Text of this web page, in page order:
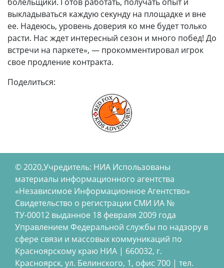
выкладываться каждую секунду на площадке и вне
ее. Надеюсь, уровень доверия ко мне будет только
расти. Нас ждет интересный сезон и много побед! До
встречи на паркете», — прокомментировал игрок
свое продление контракта.
Поделиться:
© 2020,Учредитель: НИА Использованы
материалы информационного агентства
«Независимое Информационное Агентство»
Свидетельство о регистрации СМИ ИА №
ТУ-00012 выданное 18 февраля 2009 года
Управлением Федеральной службы по надзору в
сфере связи и массовых коммуникаций по
Красноярскому краю НИА | 660032, г.
Красноярск, ул. Белинского, 1, офис 700 | тел.